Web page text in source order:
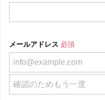
メールアドレス 必須